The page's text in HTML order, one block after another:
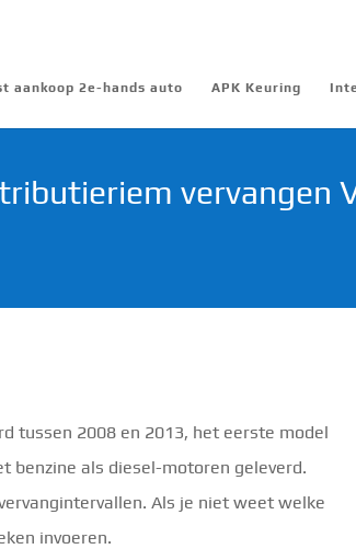
aankoop 2e-hands auto APK Keuring
vervangen
tussen 2008 en 2013, het eerste model
benzine als diesel-motoren geleverd.
Als je niet weet welke
invoeren.